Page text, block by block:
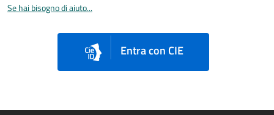
Se hai bisogno di aiuto...
Entra con CIE